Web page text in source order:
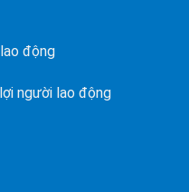
động
người lao động